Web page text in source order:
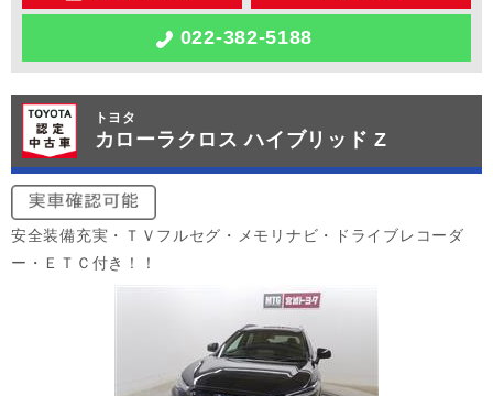
022-382-5188
トヨタ
カローラクロス ハイブリッド Z
安全装備充実・ＴＶフルセグ・メモリナビ・ドライブレコーダ
ー・ＥＴＣ付き！！